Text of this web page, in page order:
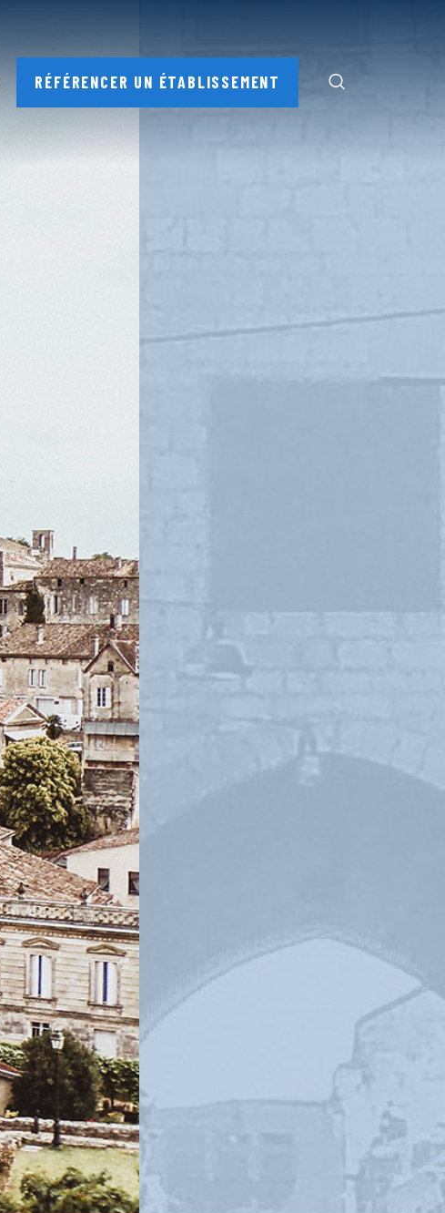
RÉFÉRENCER UN ÉTABLISSEMENT